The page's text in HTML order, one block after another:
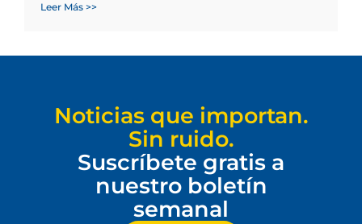
Leer Más >>
Noticias que importan.
Sin ruido.
Suscríbete gratis a
nuestro boletín
semanal